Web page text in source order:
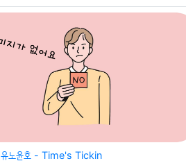
유노윤호 - Time's Tickin